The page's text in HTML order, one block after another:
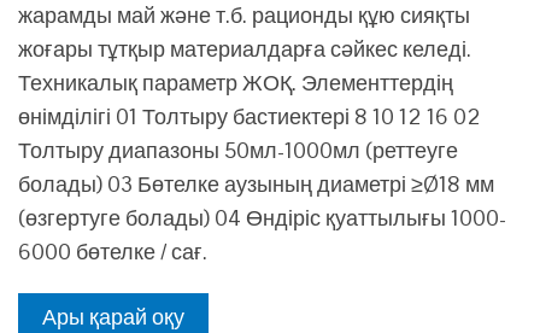
жарамды май және т.б. рационды құю сияқты
жоғары тұтқыр материалдарға сәйкес келеді.
Техникалық параметр ЖОҚ. Элементтердің
өнімділігі 01 Толтыру бастиектері 8 10 12 16 02
Толтыру диапазоны 50мл-1000мл (реттеуге
болады) 03 Бөтелке аузының диаметрі ≥Ø18 мм
(өзгертуге болады) 04 Өндіріс қуаттылығы 1000-
6000 бөтелке / сағ.
Ары қарай оқу